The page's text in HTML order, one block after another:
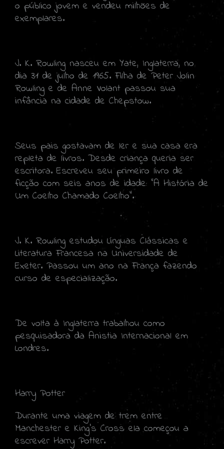
o público jovem e vendeu milhões de
exemplares.
J. K. Rowling nasceu em Yate, Inglaterra, no
dia 31 de julho de 1965. Filha de Peter Jolin
Rowling e de Anne Volant passou sua
infância na cidade de Chepstow.
Seus pais gostavam de ler e sua casa era
repleta de livros. Desde criança queria ser
escritora. Escreveu seu primeiro livro de
ficção com seis anos de idade: "A História de
Um Coelho Chamado Coelho".
J. K. Rowling estudou Línguas Clássicas e
Literatura Francesa na Universidade de
Exeter. Passou um ano na França fazendo
curso de especialização.
De volta à Inglaterra trabalhou como
pesquisadora da Anistia Internacional em
Londres.
Harry Potter
Durante uma viagem de trem entre
Manchester e King's Cross ela começou a
escrever Harry Potter.